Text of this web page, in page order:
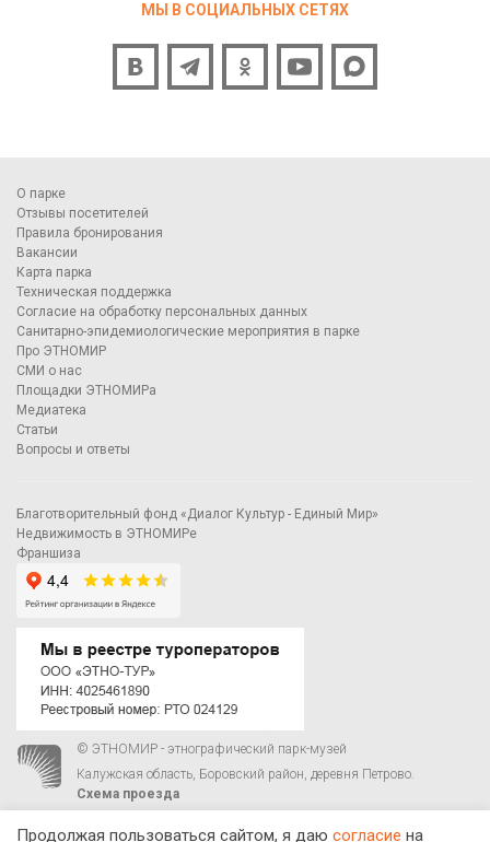
МЫ В СОЦИАЛЬНЫХ СЕТЯХ
О парке
Отзывы посетителей
Правила бронирования
Вакансии
Карта парка
Техническая поддержка
Согласие на обработку персональных данных
Санитарно-эпидемиологические мероприятия в парке
Про ЭТНОМИР
СМИ о нас
Площадки ЭТНОМИРа
Медиатека
Статьи
Вопросы и ответы
Благотворительный фонд «Диалог Культур - Единый Мир»
Недвижимость в ЭТНОМИРе
Франшиза
© ЭТНОМИР - этнографический парк-музей
Калужская область, Боровский район, деревня Петрово.
Схема проезда
Продолжая пользоваться сайтом, я даю согласие на